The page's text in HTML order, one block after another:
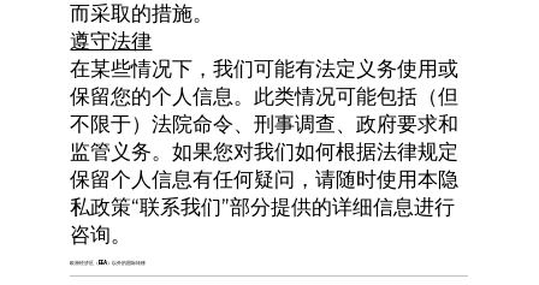
而采取的措施。
遵守法律
在某些情况下，我们可能有法定义务使用或
保留您的个人信息。此类情况可能包括（但
不限于）法院命令、刑事调查、政府要求和
监管义务。如果您对我们如何根据法律规定
保留个人信息有任何疑问，请随时使用本隐
私政策“联系我们”部分提供的详细信息进行
咨询。
欧洲经济区（EEA）以外的国际转移